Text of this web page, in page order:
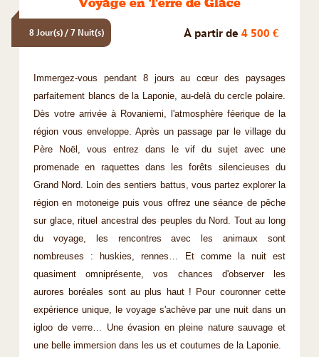
Voyage en Terre de Glace
8 Jour(s) / 7 Nuit(s) À partir de 4 500 €
Immergez-vous pendant 8 jours au cœur des paysages
parfaitement blancs de la Laponie, au-delà du cercle polaire.
Dès votre arrivée à Rovaniemi, l'atmosphère féerique de la
région vous enveloppe. Après un passage par le village du
Père Noël, vous entrez dans le vif du sujet avec une
promenade en raquettes dans les forêts silencieuses du
Grand Nord. Loin des sentiers battus, vous partez explorer la
région en motoneige puis vous offrez une séance de pêche
sur glace, rituel ancestral des peuples du Nord. Tout au long
du voyage, les rencontres avec les animaux sont
nombreuses : huskies, rennes… Et comme la nuit est
quasiment omniprésente, vos chances d'observer les
aurores boréales sont au plus haut ! Pour couronner cette
expérience unique, le voyage s'achève par une nuit dans un
igloo de verre… Une évasion en pleine nature sauvage et
une belle immersion dans les us et coutumes de la Laponie.